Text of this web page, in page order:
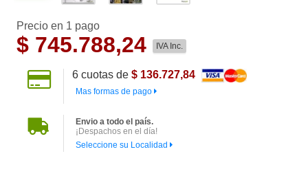
Precio en 1 pago
$ 745.788,24 IVA Inc.
6cuotas de $ 136.727,84
Mas formas de pago
Envio a todo el país.
¡Despachos en el día!
Seleccione su Localidad